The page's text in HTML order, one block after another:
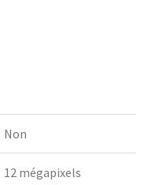
Non
12 mégapixels